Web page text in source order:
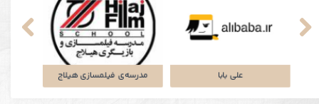
شرکت توتان پلتفرم جاباما